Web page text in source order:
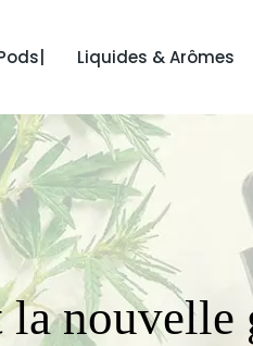
Liquides & Arômes